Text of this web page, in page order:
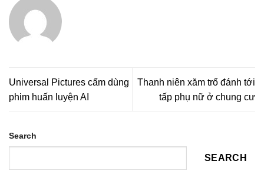
Universal Pictures cấm dùng
phim huấn luyện AI
Thanh niên xăm trổ đánh tới
tấp phụ nữ ở chung cư
Search
SEARCH